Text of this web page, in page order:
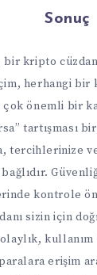
Sonuç
bir kripto
herhangi bir
çok önemli bir
tartışması
tercihlerinize
kontrole
sizin için
kullanım
erişim